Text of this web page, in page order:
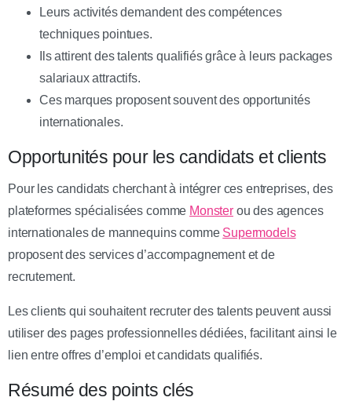
Leurs activités demandent des compétences
techniques pointues.
Ils attirent des talents qualifiés grâce à leurs packages
salariaux attractifs.
Ces marques proposent souvent des opportunités
internationales.
Opportunités pour les candidats et clients
Pour les candidats cherchant à intégrer ces entreprises, des
plateformes spécialisées comme Monsterou des agences
internationales de mannequins comme Supermodels
proposent des services d’accompagnement et de
recrutement.
Les clients qui souhaitent recruter des talents peuvent aussi
utiliser des pages professionnelles dédiées, facilitant ainsi le
lien entre offres d’emploi et candidats qualifiés.
Résumé des points clés